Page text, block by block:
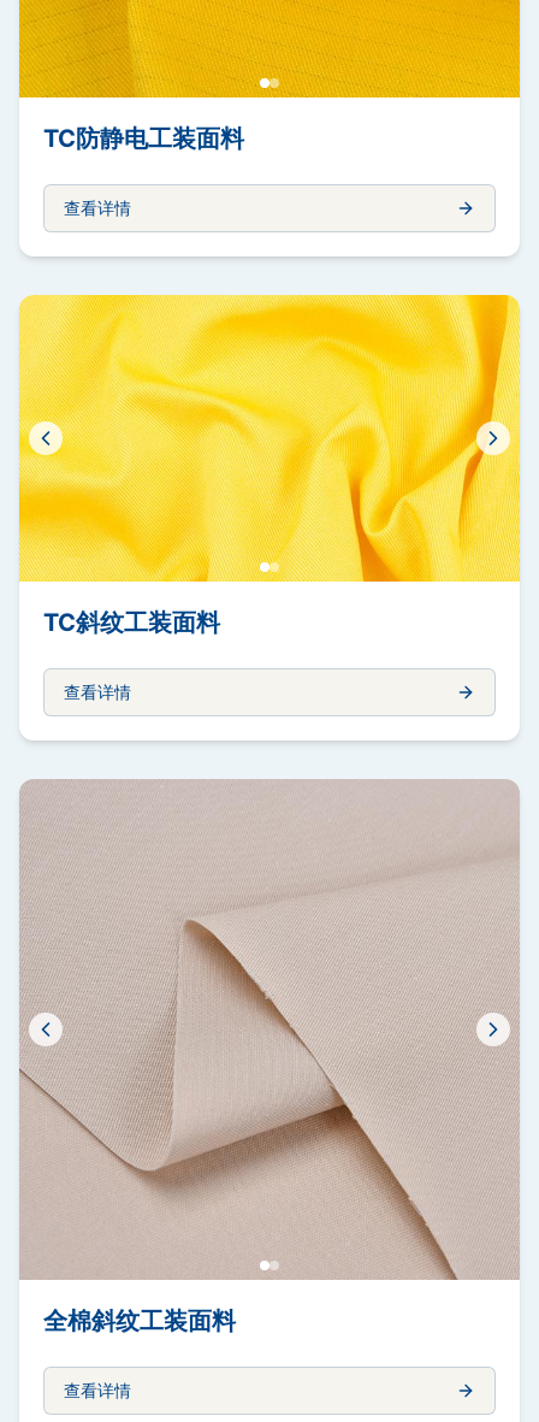
TC防静电工装面料
查看详情
TC斜纹工装面料
查看详情
全棉斜纹工装面料
查看详情